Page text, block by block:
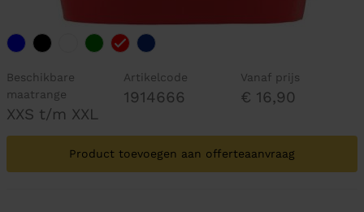
Beschikbare
maatrange
XXS t/m XXL
Artikelcode
1914666
Vanaf prijs
€ 16,90
Product toevoegen aan offerteaanvraag